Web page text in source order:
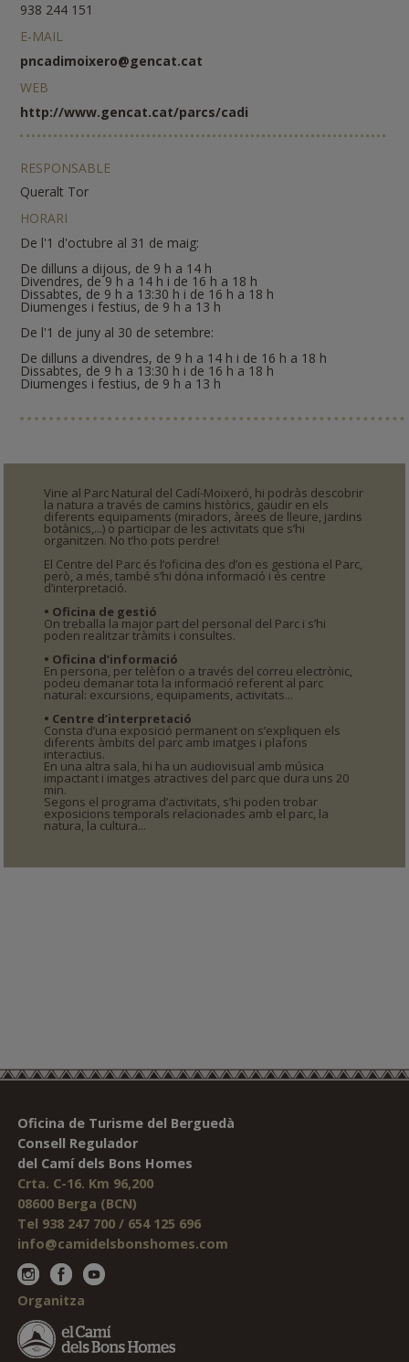
938 244 151
E-MAIL
pncadimoixero@gencat.cat
WEB
http://www.gencat.cat/parcs/cadi
RESPONSABLE
Queralt Tor
HORARI
De l'1 d'octubre al 31 de maig:
De dilluns a dijous, de 9 h a 14 h
Divendres, de 9 h a 14 h i de 16 h a 18 h
Dissabtes, de 9 h a 13:30 h i de 16 h a 18 h
Diumenges i festius, de 9 h a 13 h
De l'1 de juny al 30 de setembre:
De dilluns a divendres, de 9 h a 14 h i de 16 h a 18 h
Dissabtes, de 9 h a 13:30 h i de 16 h a 18 h
Diumenges i festius, de 9 h a 13 h
Vine al Parc Natural del Cadí-Moixeró, hi podràs descobrir
la natura a través de camins històrics, gaudir en els
diferents equipaments (miradors, àrees de lleure, jardins
botànics,...) o participar de les activitats que s’hi
organitzen. No t’ho pots perdre!
El Centre del Parc és l’oficina des d’on es gestiona el Parc,
però, a més, també s’hi dóna informació i és centre
d’interpretació.
• Oficina de gestió
On treballa la major part del personal del Parc i s’hi
poden realitzar tràmits i consultes.
• Oficina d’informació
En persona, per telèfon o a través del correu electrònic,
podeu demanar tota la informació referent al parc
natural: excursions, equipaments, activitats...
• Centre d’interpretació
Consta d’una exposició permanent on s’expliquen els
diferents àmbits del parc amb imatges i plafons
interactius.
En una altra sala, hi ha un audiovisual amb música
impactant i imatges atractives del parc que dura uns 20
min.
Segons el programa d’activitats, s’hi poden trobar
exposicions temporals relacionades amb el parc, la
natura, la cultura...
Oficina de Turisme del Berguedà
Consell Regulador
del Camí dels Bons Homes
Crta. C-16. Km 96,200
08600 Berga (BCN)
Tel 938 247 700 / 654 125 696
info@camidelsbonshomes.com
Organitza